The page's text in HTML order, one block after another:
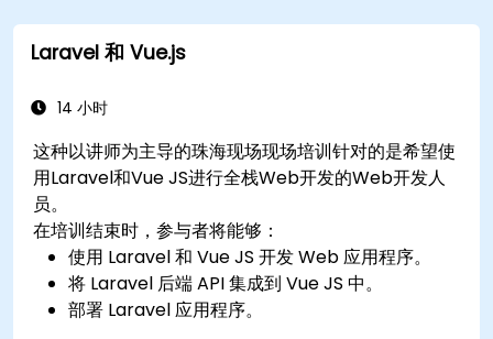
Laravel 和 Vue.js
14 小时
这种以讲师为主导的珠海现场现场培训针对的是希望使
用Laravel和Vue JS进行全栈Web开发的Web开发人
员。
在培训结束时，参与者将能够：
使用 Laravel 和 Vue JS 开发 Web 应用程序。
将 Laravel 后端 API 集成到 Vue JS 中。
部署 Laravel 应用程序。